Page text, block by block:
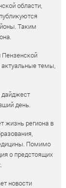
области,
Таким
Пензенской
актуальные темы,
день.
жизнь региона в
Помимо
о предстоящих
новости